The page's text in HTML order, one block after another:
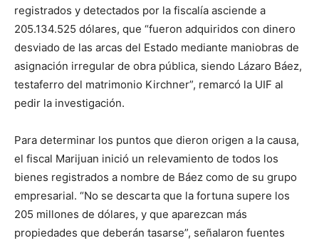
registrados y detectados por la fiscalía asciende a
205.134.525 dólares, que “fueron adquiridos con dinero
desviado de las arcas del Estado mediante maniobras de
asignación irregular de obra pública, siendo Lázaro Báez,
testaferro del matrimonio Kirchner”, remarcó la UIF al
pedir la investigación.
Para determinar los puntos que dieron origen a la causa,
el fiscal Marijuan inició un relevamiento de todos los
bienes registrados a nombre de Báez como de su grupo
empresarial. “No se descarta que la fortuna supere los
205 millones de dólares, y que aparezcan más
propiedades que deberán tasarse”, señalaron fuentes